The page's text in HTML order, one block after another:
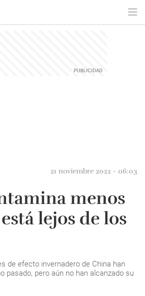
21 noviembre 2022 - 06:03
menos
lejos de los
de efecto invernadero de China han
pasado, pero aún no han alcanzado su